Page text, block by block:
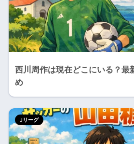
西川周作は現在どこにいる？最
め
Jリーグ